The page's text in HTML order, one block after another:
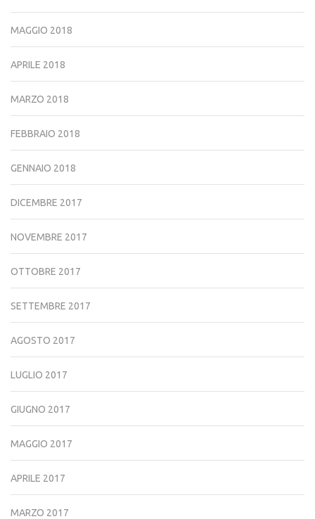
MAGGIO 2018
APRILE 2018
MARZO 2018
FEBBRAIO 2018
GENNAIO 2018
DICEMBRE 2017
NOVEMBRE 2017
OTTOBRE 2017
SETTEMBRE 2017
AGOSTO 2017
LUGLIO 2017
GIUGNO 2017
MAGGIO 2017
APRILE 2017
MARZO 2017